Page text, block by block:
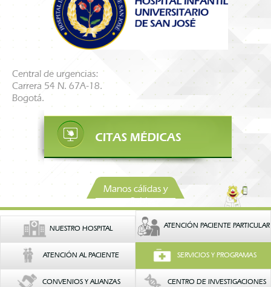
Central de urgencias:
Carrera 54 N. 67A-18.
Bogotá.
Manos cálidas y
confiables
NUESTRO HOSPITAL ATENCIÓN PACIENTE PARTICULAR
ATENCIÓN AL PACIENTE SERVICIOS Y PROGRAMAS
CONVENIOS Y ALIANZAS CENTRO DE INVESTIGACIONES